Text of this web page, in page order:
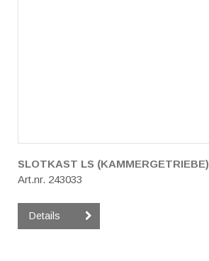
SLOTKAST LS (KAMMERGETRIEBE)
Art.nr. 243033
Details